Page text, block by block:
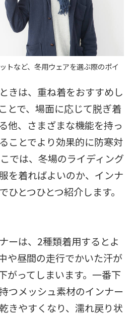
トなど、冬用ウェアを選ぶ際のポイ
きは、重ね着をおすすめし
とで、場面に応じて脱ぎ着
他、さまざまな機能を持っ
ことでより効果的に防寒対
では、冬場のライディング
を着ればよいのか、インナ
ひとつひとつ紹介します。
ーは、2種類着用するとよ
や昼間の走行でかいた汗が
がってしまいます。一番下
つメッシュ素材のインナー
きやすくなり、濡れ戻り状